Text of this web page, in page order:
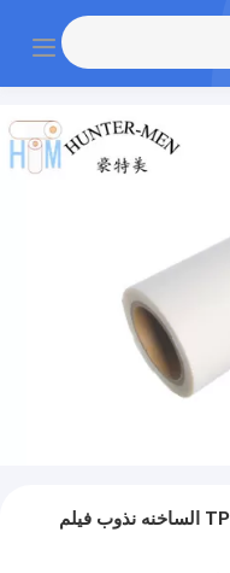
انخفاض ذوبان نقطة البولي يوريثين TPU الساخنه نذوب فيلم